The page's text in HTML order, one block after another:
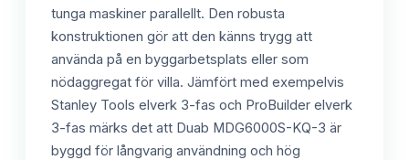
tunga maskiner parallellt. Den robusta
konstruktionen gör att den känns trygg att
använda på en byggarbetsplats eller som
nödaggregat för villa. Jämfört med exempelvis
Stanley Tools elverk 3-fas och ProBuilder elverk
3-fas märks det att Duab MDG6000S-KQ-3 är
byggd för långvarig användning och hög